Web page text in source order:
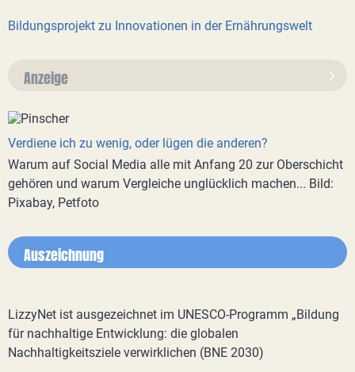
Bildungsprojekt zu Innovationen in der Ernährungswelt
Anzeige
Verdiene ich zu wenig, oder lügen die anderen?
Warum auf Social Media alle mit Anfang 20 zur Oberschicht
gehören und warum Vergleiche unglücklich machen... Bild:
Pixabay, Petfoto
Auszeichnung
LizzyNet ist ausgezeichnet im UNESCO-Programm „Bildung
für nachhaltige Entwicklung: die globalen
Nachhaltigkeitsziele verwirklichen (BNE 2030)